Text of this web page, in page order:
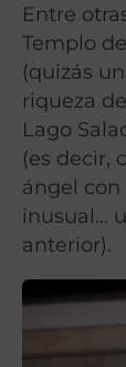
Entre
Templo
(quizás
riqueza
Lago
(es decir,
ángel
inusual…
anterior).